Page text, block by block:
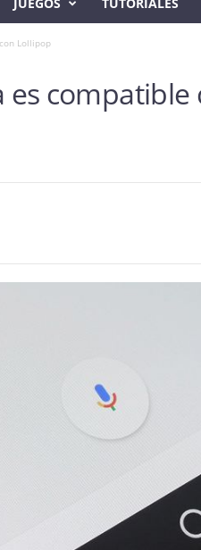
Lollipop
es compatible